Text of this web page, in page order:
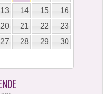
13 14 15
16
20 21 22
23
27 28 29
30